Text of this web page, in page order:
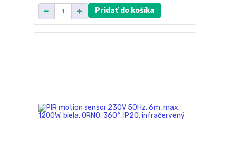
Pridať do košíka